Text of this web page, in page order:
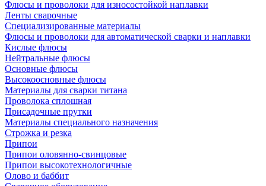
Флюсы и проволоки для износостойкой наплавки
Ленты сварочные
Специализированные материалы
Флюсы и проволоки для автоматической сварки и наплавки
Кислые флюсы
Нейтральные флюсы
Основные флюсы
Высокоосновные флюсы
Материалы для сварки титана
Проволока сплошная
Присадочные прутки
Материалы специального назначения
Строжка и резка
Припои
Припои оловянно-свинцовые
Припои высокотехнологичные
Олово и баббит